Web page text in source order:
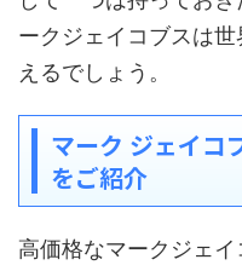
ークジェイコブスは
えるでしょう。
マーク ジェイコ
をご紹介
高価格なマークジェ